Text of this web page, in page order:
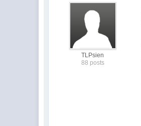
TLPsien
88 posts